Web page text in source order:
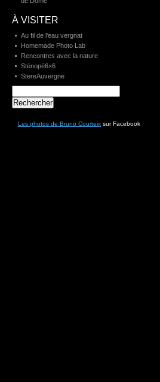
À VISITER
Au fil de l'eau vergnat
Homemade Photo Lab
Rencontres avec la nature
Sténopé6×6
StereAuvergne
Les photos de Bruno Courteix sur Facebook